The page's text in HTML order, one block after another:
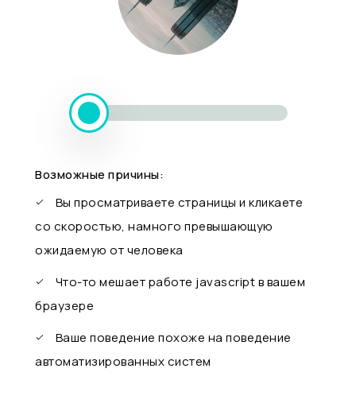
Возможные причины:
Вы просматриваете страницы и кликаете
со скоростью, намного превышающую
ожидаемую от человека
Что-то мешает работе javascript в вашем
браузере
Ваше поведение похоже на поведение
автоматизированных систем